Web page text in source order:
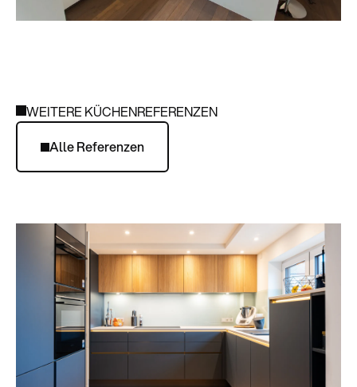
WEITERE KÜCHENREFERENZEN
Alle Referenzen